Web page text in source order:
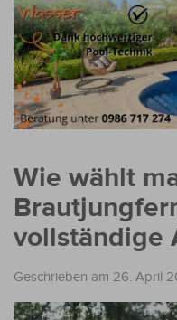
Wie wählt
vollständige
Geschrieben am 26. April